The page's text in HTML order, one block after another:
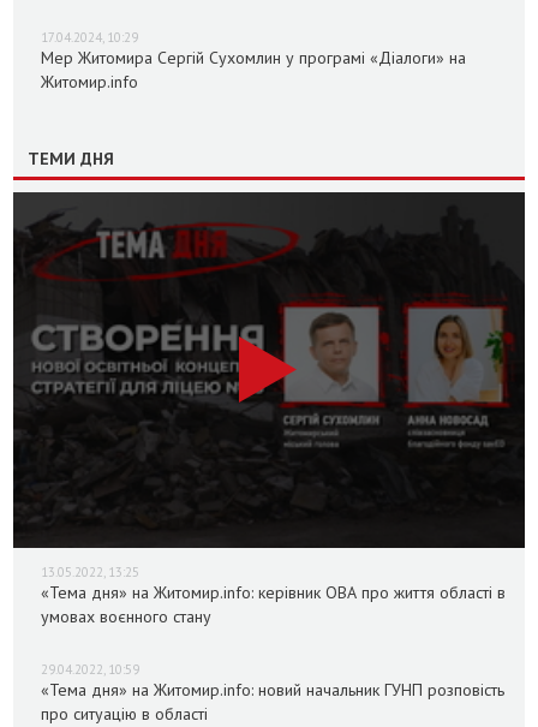
17.04.2024, 10:29
Мер Житомира Сергій Сухомлин у програмі «Діалоги» на
Житомир.info
ТЕМИ ДНЯ
13.05.2022, 13:25
«Тема дня» на Житомир.info: керівник ОВА про життя області в
умовах воєнного стану
29.04.2022, 10:59
«Тема дня» на Житомир.info: новий начальник ГУНП розповість
про ситуацію в області